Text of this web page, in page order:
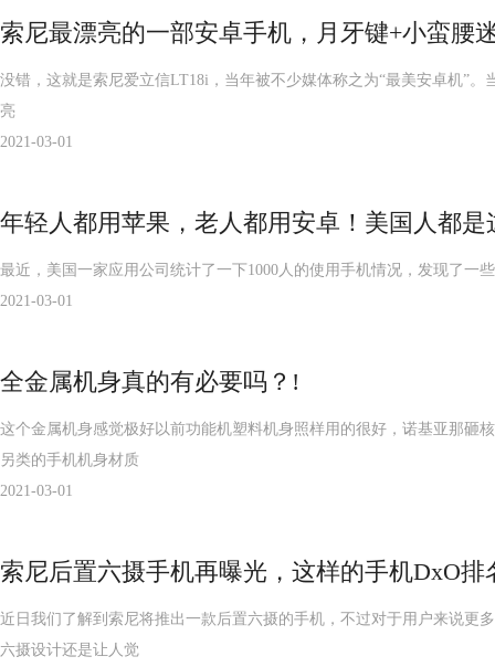
索尼最漂亮的一部安卓手机，月牙键+小蛮腰
没错，这就是索尼爱立信LT18i，当年被不少媒体称之为“最美安卓机”
亮
2021-03-01
年轻人都用苹果，老人都用安卓！美国人都
最近，美国一家应用公司统计了一下1000人的使用手机情况，发现了一
2021-03-01
全金属机身真的有必要吗？!
这个金属机身感觉极好以前功能机塑料机身照样用的很好，诺基亚那砸
另类的手机机身材质
2021-03-01
索尼后置六摄手机再曝光，这样的手机DxO排
近日我们了解到索尼将推出一款后置六摄的手机，不过对于用户来说更
六摄设计还是让人觉